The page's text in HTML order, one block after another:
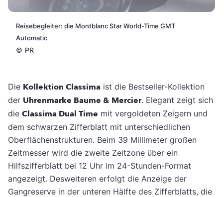
Reisebegleiter: die Montblanc Star World-Time GMT
Automatic
© PR
Die Kollektion Classima ist die Bestseller-Kollektion
der Uhrenmarke Baume & Mercier. Elegant zeigt sich
die Classima Dual Time mit vergoldeten Zeigern und
dem schwarzen Zifferblatt mit unterschiedlichen
Oberflächenstrukturen. Beim 39 Millimeter großen
Zeitmesser wird die zweite Zeitzone über ein
Hilfszifferblatt bei 12 Uhr im 24-Stunden-Format
angezeigt. Desweiteren erfolgt die Anzeige der
Gangreserve in der unteren Hälfte des Zifferblatts, die